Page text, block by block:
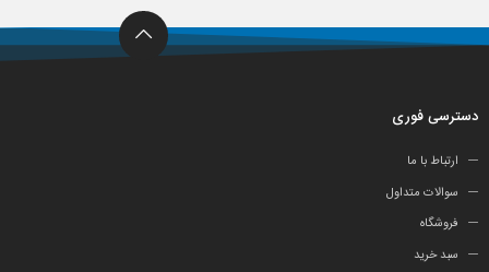
دسترسی فوری
ارتباط با ما
سوالات متداول
فروشگاه
سبد خرید